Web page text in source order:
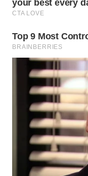
BINTAN
WN
MANDALIKA
WN
LIKUPANG
WN
LABUANBAJO
WN
BORNEO